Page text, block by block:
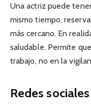
Una actriz puede
mismo tiempo,
más cercano. En
saludable. Permite
trabajo, no en la
Redes sociales